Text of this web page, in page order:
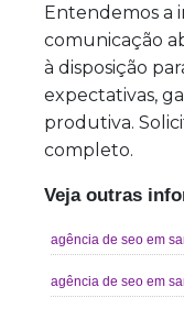
Entendemos a
comunicação
à disposição
expectativas,
produtiva.
completo.
Veja outras
agência de seo em
agência de seo em